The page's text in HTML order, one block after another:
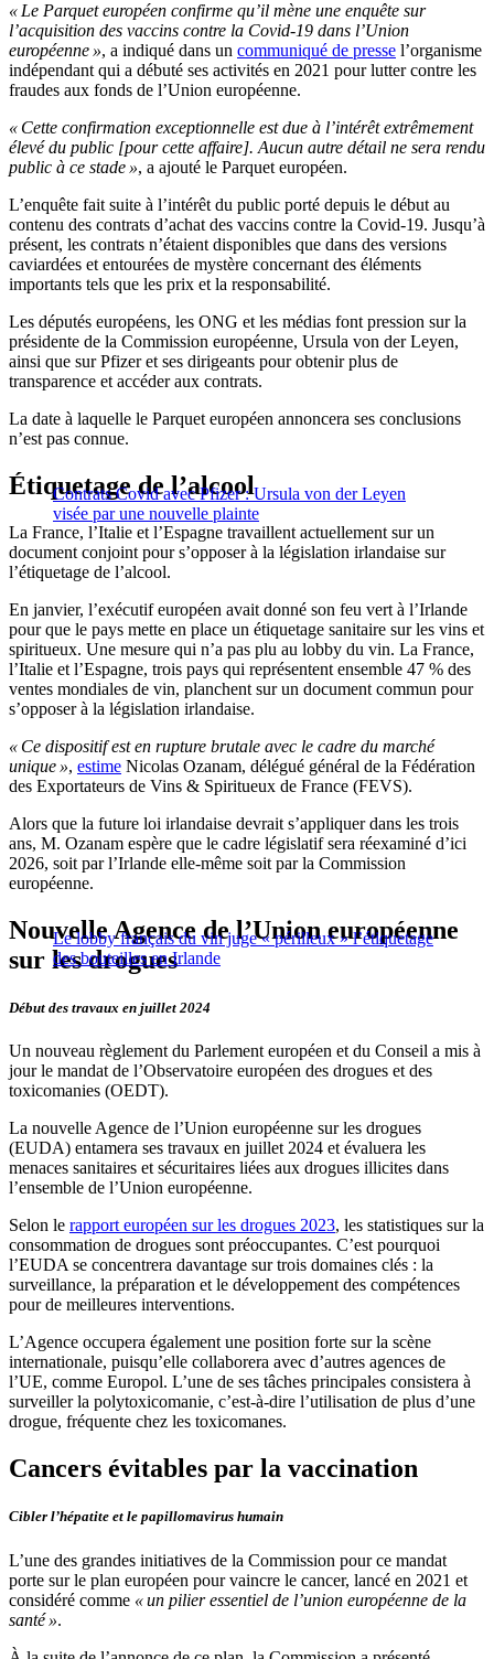
« Le Parquet européen confirme qu’il mène une enquête sur
l’acquisition des vaccins contre la Covid-19 dans l’Union
européenne », a indiqué dans un communiqué de presse l’organisme
indépendant qui a débuté ses activités en 2021 pour lutter contre les
fraudes aux fonds de l’Union européenne.
« Cette confirmation exceptionnelle est due à l’intérêt extrêmement
élevé du public [pour cette affaire]. Aucun autre détail ne sera rendu
public à ce stade », a ajouté le Parquet européen.
L’enquête fait suite à l’intérêt du public porté depuis le début au
contenu des contrats d’achat des vaccins contre la Covid-19. Jusqu’à
présent, les contrats n’étaient disponibles que dans des versions
caviardées et entourées de mystère concernant des éléments
importants tels que les prix et la responsabilité.
Les députés européens, les ONG et les médias font pression sur la
présidente de la Commission européenne, Ursula von der Leyen,
ainsi que sur Pfizer et ses dirigeants pour obtenir plus de
transparence et accéder aux contrats.
La date à laquelle le Parquet européen annoncera ses conclusions
n’est pas connue.
Contrats Covid avec Pfizer : Ursula von der Leyen
visée par une nouvelle plainte
Étiquetage de l’alcool
La France, l’Italie et l’Espagne travaillent actuellement sur un
document conjoint pour s’opposer à la législation irlandaise sur
l’étiquetage de l’alcool.
En janvier, l’exécutif européen avait donné son feu vert à l’Irlande
pour que le pays mette en place un étiquetage sanitaire sur les vins et
spiritueux. Une mesure qui n’a pas plu au lobby du vin. La France,
l’Italie et l’Espagne, trois pays qui représentent ensemble 47 % des
ventes mondiales de vin, planchent sur un document commun pour
s’opposer à la législation irlandaise.
« Ce dispositif est en rupture brutale avec le cadre du marché
unique », estime Nicolas Ozanam, délégué général de la Fédération
des Exportateurs de Vins & Spiritueux de France (FEVS).
Alors que la future loi irlandaise devrait s’appliquer dans les trois
ans, M. Ozanam espère que le cadre législatif sera réexaminé d’ici
2026, soit par l’Irlande elle-même soit par la Commission
européenne.
Le lobby français du vin juge « périlleux » l’étiquetage
des bouteilles en Irlande
Nouvelle Agence de l’Union européenne
sur les drogues
Début des travaux en juillet 2024
Un nouveau règlement du Parlement européen et du Conseil a mis à
jour le mandat de l’Observatoire européen des drogues et des
toxicomanies (OEDT).
La nouvelle Agence de l’Union européenne sur les drogues
(EUDA) entamera ses travaux en juillet 2024 et évaluera les
menaces sanitaires et sécuritaires liées aux drogues illicites dans
l’ensemble de l’Union européenne.
Selon le rapport européen sur les drogues 2023, les statistiques sur la
consommation de drogues sont préoccupantes. C’est pourquoi
l’EUDA se concentrera davantage sur trois domaines clés : la
surveillance, la préparation et le développement des compétences
pour de meilleures interventions.
L’Agence occupera également une position forte sur la scène
internationale, puisqu’elle collaborera avec d’autres agences de
l’UE, comme Europol. L’une de ses tâches principales consistera à
surveiller la polytoxicomanie, c’est-à-dire l’utilisation de plus d’une
drogue, fréquente chez les toxicomanes.
Cancers évitables par la vaccination
Cibler l’hépatite et le papillomavirus humain
L’une des grandes initiatives de la Commission pour ce mandat
porte sur le plan européen pour vaincre le cancer, lancé en 2021 et
considéré comme « un pilier essentiel de l’union européenne de la
santé ».